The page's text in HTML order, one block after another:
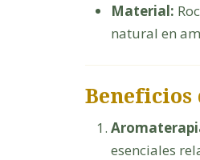
Material:
natural en
Beneficios
esenciales